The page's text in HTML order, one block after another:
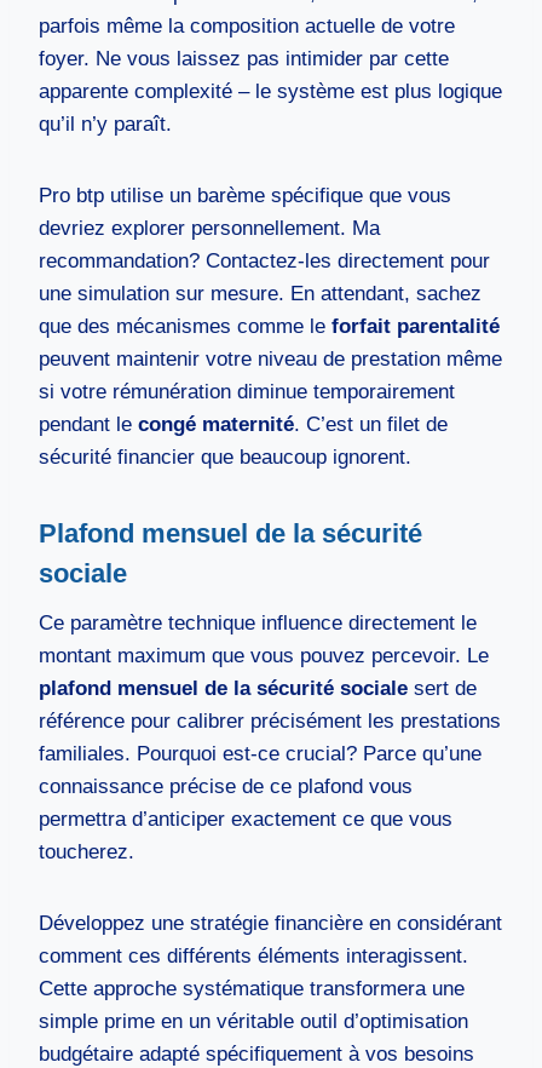
parfois même la composition actuelle de votre
foyer. Ne vous laissez pas intimider par cette
apparente complexité – le système est plus logique
qu’il n’y paraît.
Pro btp utilise un barème spécifique que vous
devriez explorer personnellement. Ma
recommandation? Contactez-les directement pour
une simulation sur mesure. En attendant, sachez
que des mécanismes comme le forfait parentalité
peuvent maintenir votre niveau de prestation même
si votre rémunération diminue temporairement
pendant le congé maternité. C’est un filet de
sécurité financier que beaucoup ignorent.
Plafond mensuel de la sécurité
sociale
Ce paramètre technique influence directement le
montant maximum que vous pouvez percevoir. Le
plafond mensuel de la sécurité sociale sert de
référence pour calibrer précisément les prestations
familiales. Pourquoi est-ce crucial? Parce qu’une
connaissance précise de ce plafond vous
permettra d’anticiper exactement ce que vous
toucherez.
Développez une stratégie financière en considérant
comment ces différents éléments interagissent.
Cette approche systématique transformera une
simple prime en un véritable outil d’optimisation
budgétaire adapté spécifiquement à vos besoins